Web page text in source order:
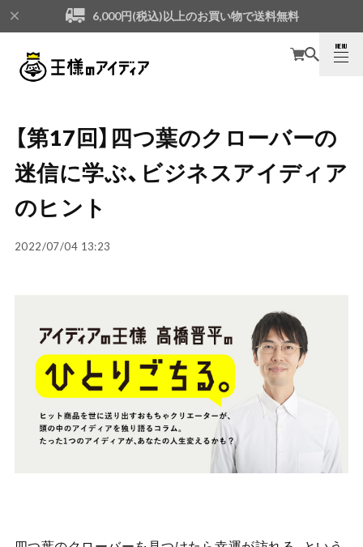
6,000円(税込)以上のお買い物で送料無料
MENU
CLOSE
【第17回】四つ葉のクローバーの
迷信に学ぶ、ビジネスアイディア
のヒント
2022/07/04 13:23